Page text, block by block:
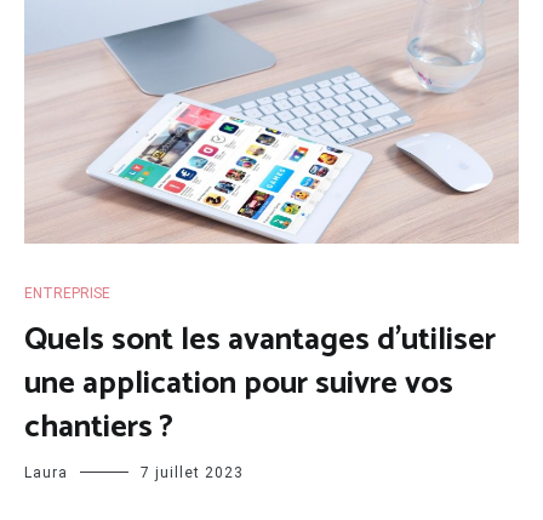
ENTREPRISE
Quels sont les avantages d’utiliser
une application pour suivre vos
chantiers ?
Laura 7 juillet 2023